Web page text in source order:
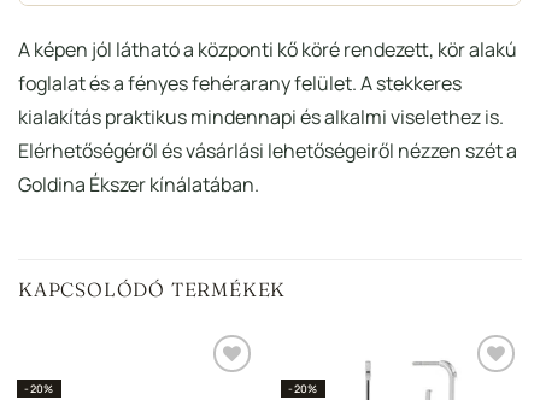
A képen jól látható a központi kő köré rendezett, kör alakú
foglalat és a fényes fehérarany felület. A stekkeres
kialakítás praktikus mindennapi és alkalmi viselethez is.
Elérhetőségéről és vásárlási lehetőségeiről nézzen szét a
Goldina Ékszer kínálatában.
KAPCSOLÓDÓ TERMÉKEK
-20% -20%